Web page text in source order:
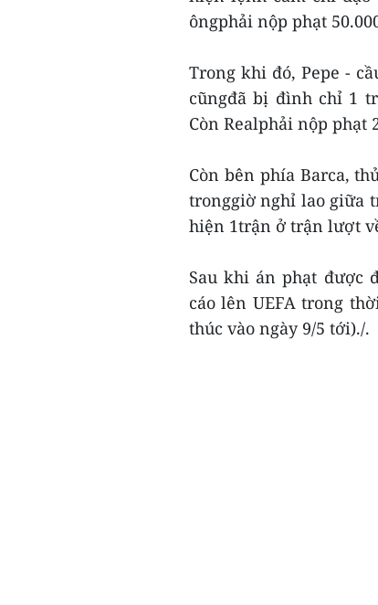
ôngphải nộp phạt
Trong khi đó, Pepe -
cũngđã bị đình chỉ 1
Còn Realphải nộp phạt
Còn bên phía Barca,
tronggiờ nghỉ lao giữa
hiện 1trận ở trận lượt
Sau khi án phạt được
cáo lên UEFA trong
thúc vào ngày 9/5 tới)./.